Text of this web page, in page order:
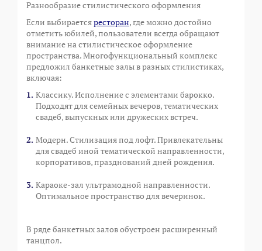
Разнообразие стилистического оформления
Если выбираетсяресторан, где можно достойно
отметить юбилей, пользователи всегда обращают
внимание на стилистическое оформление
пространства. Многофункциональный комплекс
предложил банкетные залы в разных стилистиках,
включая:
Классику. Исполнение с элементами барокко.
Подходят для семейных вечеров, тематических
свадеб, выпускных или дружеских встреч.
Модерн. Стилизация под лофт. Привлекательны
для свадеб иной тематической направленности,
корпоративов, празднований дней рождения.
Караоке-зал ультрамодной направленности.
Оптимальное пространство для вечеринок.
В ряде банкетных залов обустроен расширенный
танцпол.